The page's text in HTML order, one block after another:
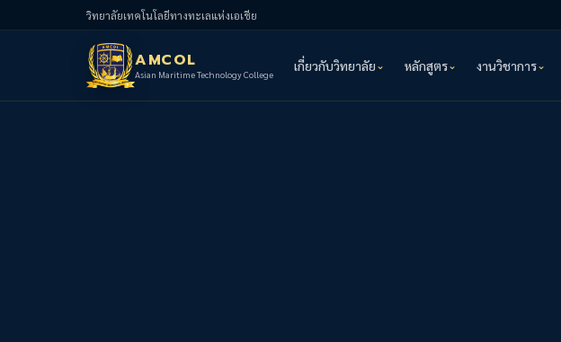
วิทยาลัยเทคโนโลยีทางทะเลแห่งเอเชีย
AMCOL
Asian Maritime Technology College
เกี่ยวกับวิทยาลัย หลักสูตร งานวิชาการ